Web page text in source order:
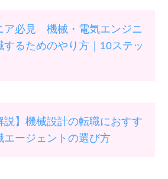
ア必見 機械・電気エンジニ
するためのやり方｜10ステッ
説】機械設計の転職におすす
エージェントの選び方